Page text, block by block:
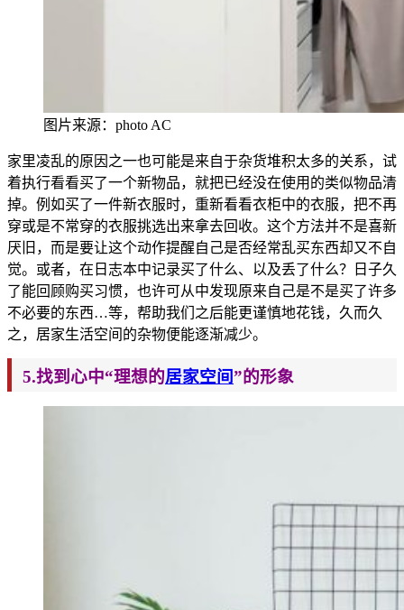
图片来源：photo AC
家里凌乱的原因之一也可能是来自于杂货堆积太多的关系，试
着执行看看买了一个新物品，就把已经没在使用的类似物品清
掉。例如买了一件新衣服时，重新看看衣柜中的衣服，把不再
穿或是不常穿的衣服挑选出来拿去回收。这个方法并不是喜新
厌旧，而是要让这个动作提醒自己是否经常乱买东西却又不自
觉。或者，在日志本中记录买了什么、以及丢了什么？日子久
了能回顾购买习惯，也许可从中发现原来自己是不是买了许多
不必要的东西…等，帮助我们之后能更谨慎地花钱，久而久
之，居家生活空间的杂物便能逐渐减少。
5.找到心中“理想的居家空间”的形象